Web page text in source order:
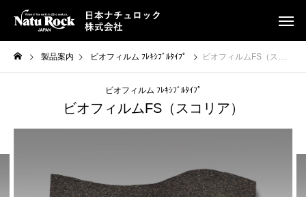
製品案内 ビオフィルム ﾌﾚｷｼﾌﾞﾙﾀｲﾌﾟ ビオフィルムFS（スコリア）
ビオフィルム ﾌﾚｷｼﾌﾞﾙﾀｲﾌﾟ
ビオフィルムFS（スコリア）